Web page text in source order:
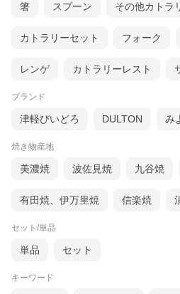
箸 スプーン その他カトラ
カトラリーセット フォーク
レンゲ カトラリーレスト
ブランド
津軽びいどろ DULTON み
焼き物産地
美濃焼 波佐見焼 九谷焼
有田焼、伊万里焼 信楽焼
セット/単品
単品 セット
キーワード